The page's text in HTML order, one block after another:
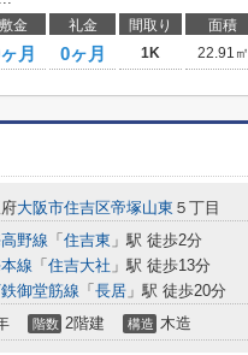
敷金 礼金 間取り 面積
月 0ヶ月 1K 22.91㎡
大阪市住吉区帝塚山東 ５丁目
野線 「 住吉東 」駅 徒歩2分
線 「 住吉大社 」駅 徒歩13分
御堂筋線 「 長居 」駅 徒歩20分
階数 2階建 構造 木造